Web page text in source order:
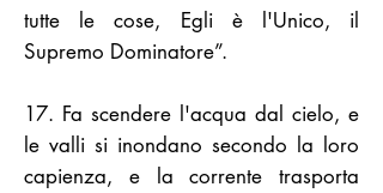
tutte le cose, Egli è l'Unico, il
Supremo Dominatore”.
17. Fa scendere l'acqua dal cielo, e
le valli si inondano secondo la loro
capienza, e la corrente trasporta